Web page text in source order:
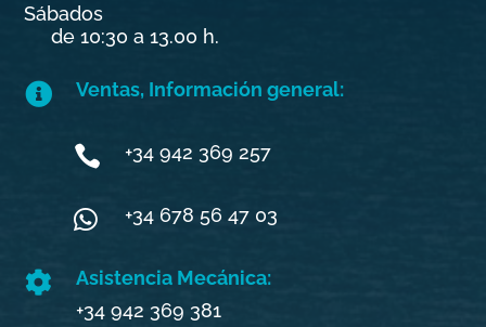
Sábados
de 10:30 a 13.00 h.
 Ventas, Información general:
 +34 942 369 257
 +34 678 56 47 03

Asistencia Mecánica:
+34 942 369 381